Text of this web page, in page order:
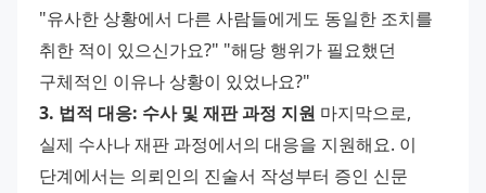
"유사한 상황에서 다른 사람들에게도 동일한 조치를
취한 적이 있으신가요?" "해당 행위가 필요했던
구체적인 이유나 상황이 있었나요?"
3. 법적 대응: 수사 및 재판 과정 지원 마지막으로,
실제 수사나 재판 과정에서의 대응을 지원해요. 이
단계에서는 의뢰인의 진술서 작성부터 증인 신문